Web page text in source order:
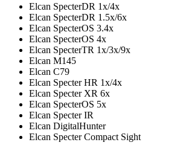
Elcan SpecterDR 1x/4x
Elcan SpecterDR 1.5x/6x
Elcan SpecterOS 3.4x
Elcan SpecterOS 4x
Elcan SpecterTR 1x/3x/9x
Elcan M145
Elcan C79
Elcan Specter HR 1x/4x
Elcan Specter XR 6x
Elcan SpecterOS 5x
Elcan Specter IR
Elcan DigitalHunter
Elcan Specter Compact Sight